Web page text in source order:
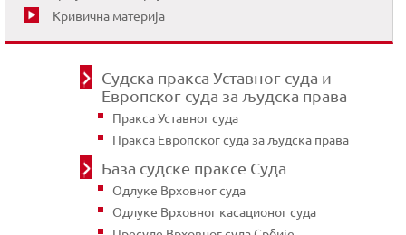
Кривична материја
Судска пракса Уставног суда и
Европског суда за људска права
Пракса Уставног суда
Пракса Европског суда за људска права
База судске праксе Суда
Одлуке Врховног суда
Одлуке Врховног касационог суда